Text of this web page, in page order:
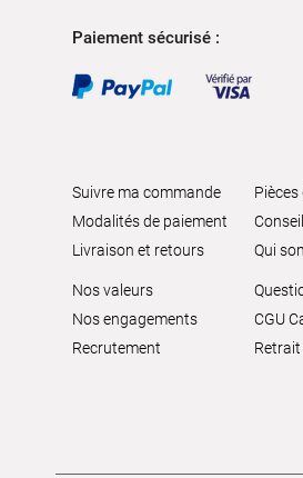
Paiement sécurisé :
Suivre ma commande
Modalités de paiement
Livraison et retours
Pièces
Qui
Nos valeurs
Nos engagements
Recrutement
CGU